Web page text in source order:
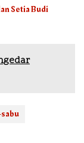
Setia Budi